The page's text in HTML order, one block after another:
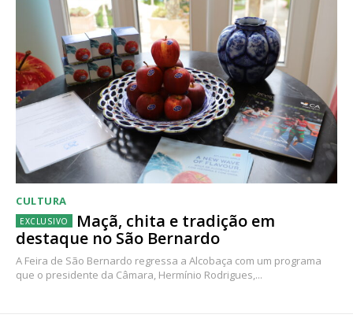
CULTURA
Maçã, chita e tradição em
destaque no São Bernardo
A Feira de São Bernardo regressa a Alcobaça com um programa
que o presidente da Câmara, Hermínio Rodrigues,...